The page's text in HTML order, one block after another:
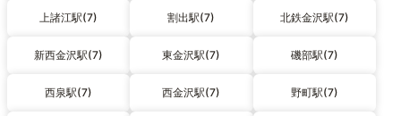
上諸江駅(7) 割出駅(7) 北鉄金沢駅(7)
新西金沢駅(7) 東金沢駅(7) 磯部駅(7)
西泉駅(7) 西金沢駅(7) 野町駅(7)